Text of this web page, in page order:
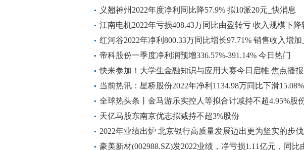
输成本增加-热资讯
义翘神州2022年度净利同比降57.9% 拟10派20元_快消息
江南电机2022年亏损408.43万同比由盈转亏 收入规模下降
天天信息
红河谷2022年净利800.33万同比增长97.71% 销售收入增加
热点
帝科股份一季度净利润预增336.57%-391.14% 今日热门
快来参加！大学生金融知识与应用大赛今日启帷 焦点播报
当前热讯：星桥股份2022年净利1134.98万同比下滑
薪酬增加
全球热头条丨金马游乐实控人等拟合计减持不超4.95%股
天亿马股东南京优志拟减持不超3%股份
2022年业绩出炉 北京银行高质量发展迈出更为坚实的步
速看料
豪美新材(002988.SZ)发2022业绩，净亏损1.11亿元，同比